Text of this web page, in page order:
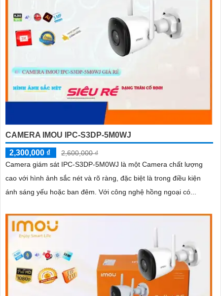
CAMERA IMOU IPC-S3DP-5M0WJ
2,300,000 ₫
2,600,000 ₫
Camera giám sát IPC-S3DP-5M0WJ là một Camera chất lượng
cao với hình ảnh sắc nét và rõ ràng, đặc biệt là trong điều kiện
ánh sáng yếu hoặc ban đêm. Với công nghệ hồng ngoại có...